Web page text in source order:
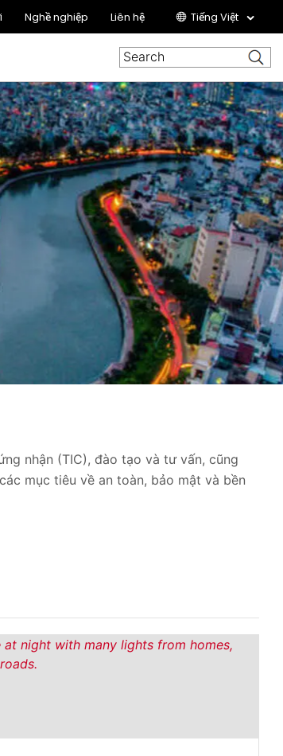
Nghề nghiệp Liên hệ Tiếng Việt
nhận (TIC), đào tạo và tư vấn, cũng
mục tiêu về an toàn, bảo mật và bền